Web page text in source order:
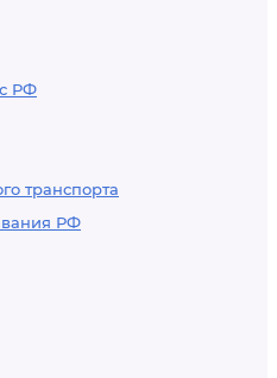
РФ
транспорта
РФ